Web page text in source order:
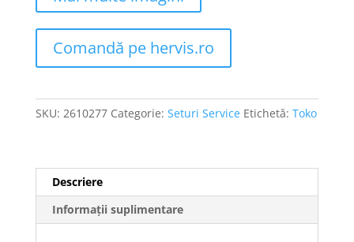
Comandă pe hervis.ro
SKU: 2610277 Categorie: Seturi Service Etichetă: Toko
Descriere
Informații suplimentare